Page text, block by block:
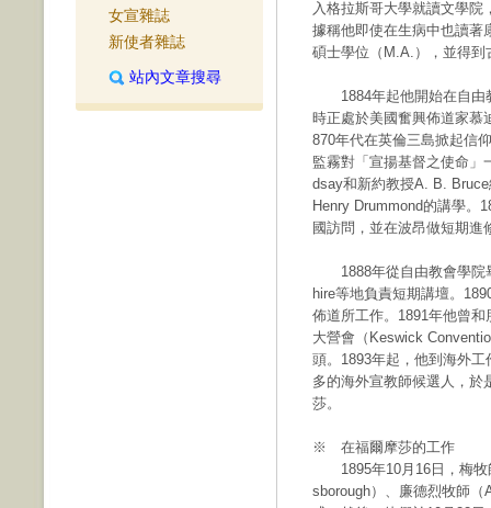
女宣雜誌
新使者雜誌
站內文章搜尋
入格拉斯哥大學就讀文學
據稱他即使在生病中也讀著
碩士學位（M.A.），並得到
1884年起他開始在自由
時正處於美國奮興佈道家
870年代在英倫三島掀起信
監霧對「宣揚基督之使命」
dsay和新約教授A. B.
Henry Drummond的講學。
國訪問，並在波昂做短期進
1888年從自由教會學院
hire等地負責短期講壇。
佈道所工作。1891年他曾
大營會（Keswick
頭。1893年起，他到海外
多的海外宣教師候選人，於
莎。
※ 在福爾摩莎的工作
1895年10月16日，梅牧
sborough）、廉德烈牧師